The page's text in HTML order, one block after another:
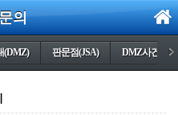
의
(DMZ) 판문점(JSA) DMZ사건들 >